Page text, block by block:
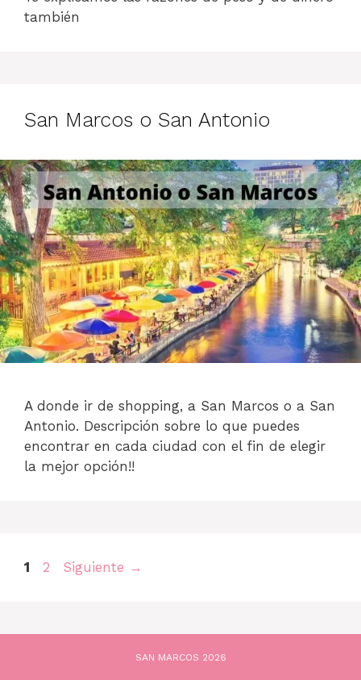
también
San Marcos o San Antonio
A donde ir de shopping, a San Marcos o a San
Antonio. Descripción sobre lo que puedes
encontrar en cada ciudad con el fin de elegir
la mejor opción!!
Página
1 Página
2 Siguiente →
SAN MARCOS 2026